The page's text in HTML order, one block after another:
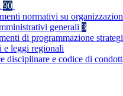
90
normativi su
generali 3
di programmazione
e leggi regionali
disciplinare e codice di